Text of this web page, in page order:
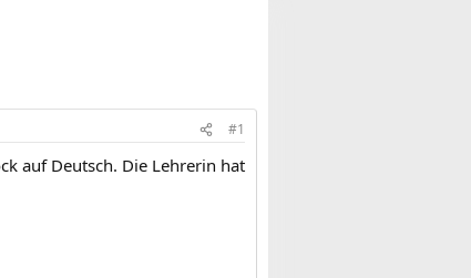
#1
auf Deutsch. Die Lehrerin hat